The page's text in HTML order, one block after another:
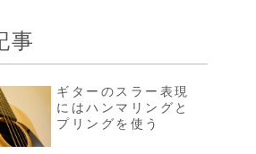
事
ギターのスラー表現
にはハンマリングと
プリングを使う